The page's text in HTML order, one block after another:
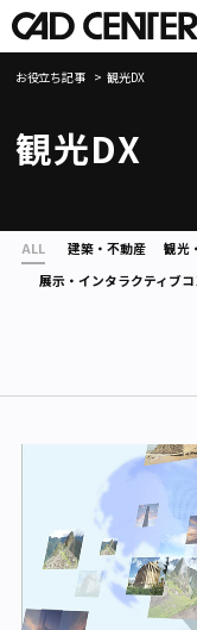
お役立ち記事 観光DX
観光DX
ALL 建築・不動産 観光
展示・インタラクティブ